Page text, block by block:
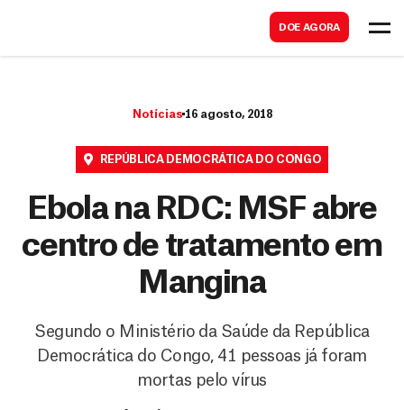
DOE AGORA
Notícias 16 agosto, 2018
REPÚBLICA DEMOCRÁTICA DO CONGO
Ebola na RDC: MSF abre
centro de tratamento em
Mangina
Segundo o Ministério da Saúde da República
Democrática do Congo, 41 pessoas já foram
mortas pelo vírus
a
r